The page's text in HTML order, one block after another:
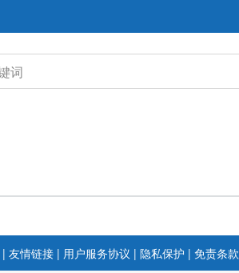
| 友情链接 | 用户服务协议 | 隐私保护 | 免责条款